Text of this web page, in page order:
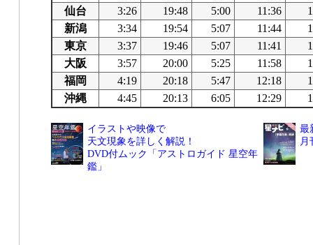
仙台
3:26 19:48 5:00 11:36
新潟
3:34 19:54 5:07 11:44
東京
3:37 19:46 5:07 11:41
大阪
3:57 20:00 5:25 11:58
福岡
4:19 20:18 5:47 12:18
沖縄
4:45 20:13 6:05 12:29
イラストや映像で
天文現象を詳しく解説！
DVD付ムック「アストロガイド 星空年
鑑」
最
月